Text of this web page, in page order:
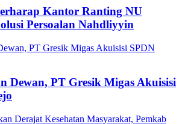
Kantor Ranting NU
Persoalan Nahdliyyin
Dewan, PT Gresik Migas Akuisisi